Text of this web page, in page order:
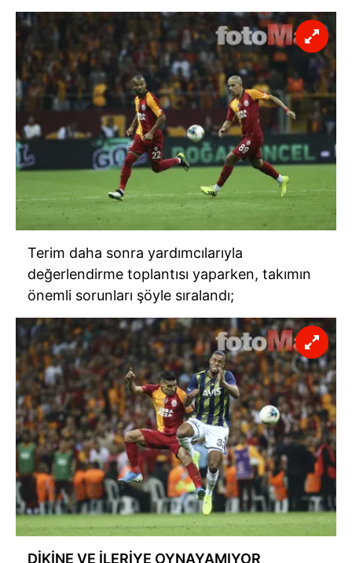
Terim daha sonra yardımcılarıyla
değerlendirme toplantısı yaparken, takımın
önemli sorunları şöyle sıralandı;
DİKİNE VE İLERİYE OYNAYAMIYOR